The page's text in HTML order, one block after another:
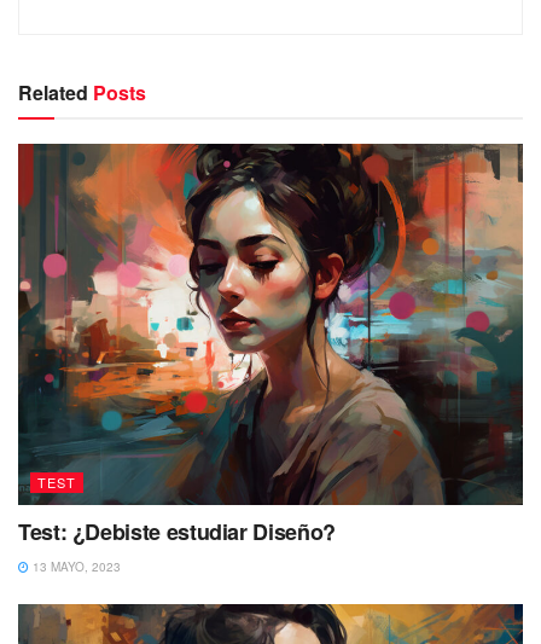
Related Posts
TEST
Test: ¿Debiste estudiar Diseño?
13 MAYO, 2023